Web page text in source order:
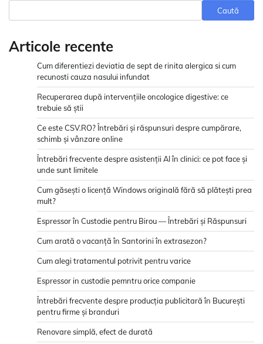
Caută
Articole recente
Cum diferentiezi deviatia de sept de rinita alergica si cum
recunosti cauza nasului infundat
Recuperarea după intervențiile oncologice digestive: ce
trebuie să știi
Ce este CSV.RO? Întrebări și răspunsuri despre cumpărare,
schimb și vânzare online
Întrebări frecvente despre asistenții AI în clinici: ce pot face și
unde sunt limitele
Cum găsești o licență Windows originală fără să plătești prea
mult?
Espressor în Custodie pentru Birou — Întrebări și Răspunsuri
Cum arată o vacanță în Santorini în extrasezon?
Cum alegi tratamentul potrivit pentru varice
Espressor in custodie pemntru orice companie
Întrebări frecvente despre producția publicitară în București
pentru firme și branduri
Renovare simplă, efect de durată